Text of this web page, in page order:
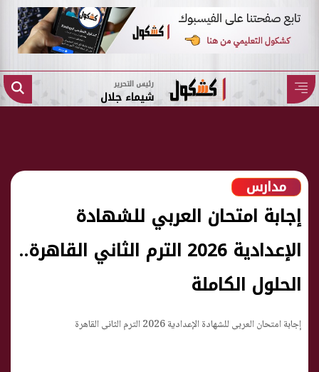
رئيس التحرير
شيماء جلال
مدارس
إجابة امتحان العربي للشهادة الإعدادية 2026 الترم الثاني القاهرة
إجابة امتحان العربي للشهادة
الإعدادية 2026 الترم الثاني القاهرة..
الحلول الكاملة